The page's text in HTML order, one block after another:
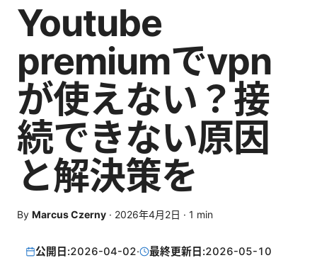
Youtube
premiumでvpn
が使えない？接
続できない原因
と解決策を
By Marcus Czerny · 2026年4月2日 · 1 min
公開日:2026-04-02· 最終更新日:2026-05-10